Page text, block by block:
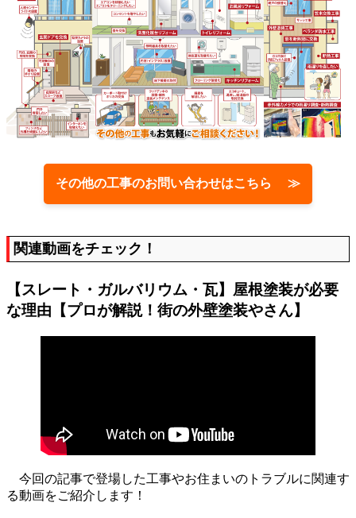
その他の工事のお問い合わせはこちら ≫
関連動画をチェック！
【スレート・ガルバリウム・瓦】屋根塗装が必要
な理由【プロが解説！街の外壁塗装やさん】
今回の記事で登場した工事やお住まいのトラブルに関連す
る動画をご紹介します！